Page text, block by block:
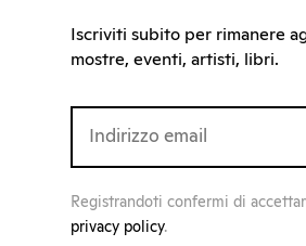
Iscriviti subito per rimanere
mostre, eventi, artisti, libri.
Registrandoti confermi di
privacy policy.